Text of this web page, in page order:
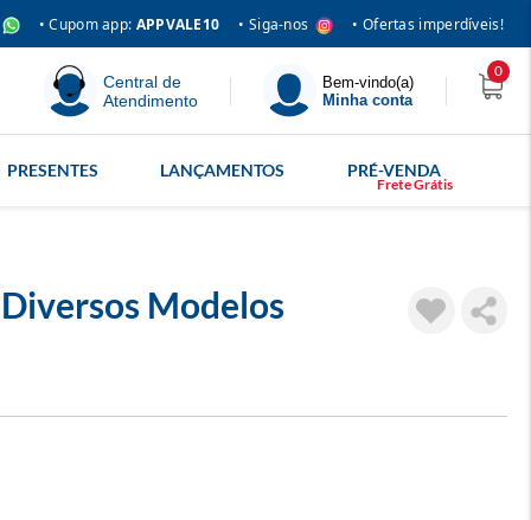
• Cupom app: APPVALE10 • Siga-nos • Ofertas imperdíveis!
Central de
Atendimento
Bem-vindo(a)
Minha conta
0
PRESENTES LANÇAMENTOS PRÉ-VENDA
Modelos